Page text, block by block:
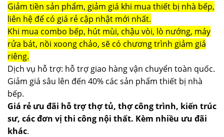
Giảm tiền sản phẩm, giảm giá khi mua thiết bị nhà bếp,
liên hệ để có giá rẻ cập nhật mới nhất.
Khi mua combo bếp, hút mùi, chậu vòi, lò nướng, máy
rửa bát, nồi xoong chảo, sẽ có chương trình giảm giá
riêng.
Dịch vụ hỗ trợ: hỗ trợ giao hàng vận chuyển toàn quốc.
Giảm giá sâu lên đến 40% các sản phẩm thiết bị nhà
bếp.
Giá rẻ ưu đãi hỗ trợ thợ tủ, thợ công trình, kiến trúc
sư, các đơn vị thi công nội thất. Kèm nhiều ưu đãi
khác.